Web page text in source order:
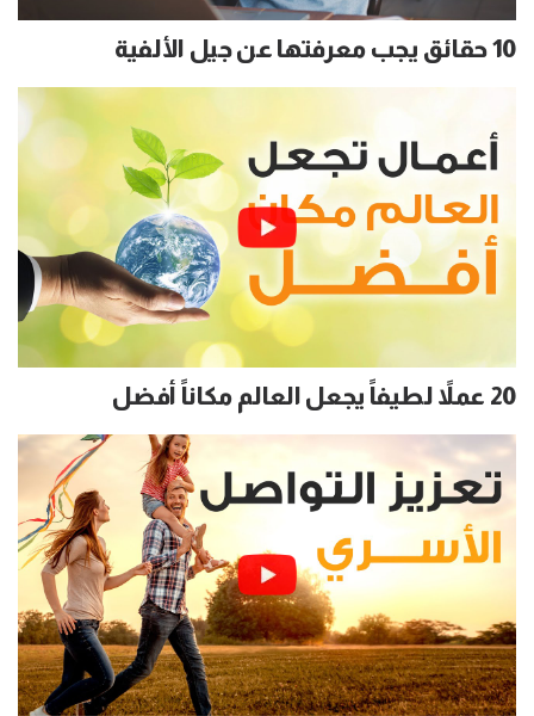
10 حقائق يجب معرفتها عن جيل الألفية
20 عملاً لطيفاً يجعل العالم مكاناً أفضل